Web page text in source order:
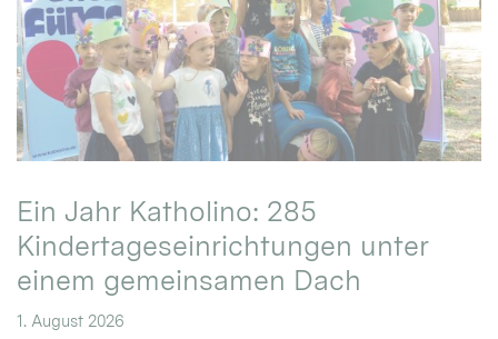
Ein Jahr Katholino: 285
Kindertageseinrichtungen unter
einem gemeinsamen Dach
1. August 2026